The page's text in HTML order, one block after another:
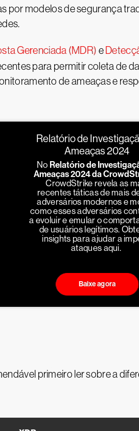
por modelos de segurança
Gerenciada (MDR) e
para permitir coleta de
de ameaças e
Relatório de
Ameaças 2024
No Relatório de
Ameaças 2024 da
CrowdStrike revela as
recentes táticas de mais
adversários modernos e
como esses adversários
a evoluir e emular o
de usuários legítimos.
insights para ajudar a
ataques aqui.
Baixe agora
primeiro ler sobre a